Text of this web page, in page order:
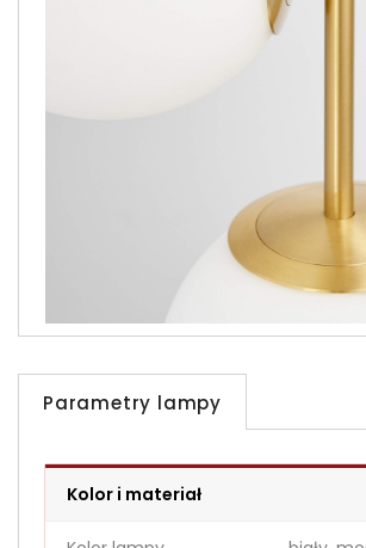
Parametry lampy
Kolor i materiał